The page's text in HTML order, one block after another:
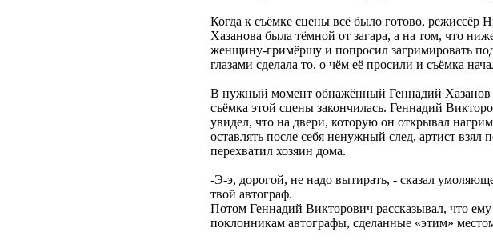
Когда к съёмке сцены всё было готово, режиссёр
Хазанова была тёмной от загара, а на том, что
женщину-гримёршу и попросил загримировать
глазами сделала то, о чём её просили и съёмка
В нужный момент обнажённый Геннадий Хазанов
съёмка этой сцены закончилась. Геннадий
увидел, что на двери, которую он открывал
оставлять после себя ненужный след, артист
перехватил хозяин дома.
-Э-э, дорогой, не надо вытирать, - сказал
твой автограф.
Потом Геннадий Викторович рассказывал, что
поклонникам автографы, сделанные «этим»